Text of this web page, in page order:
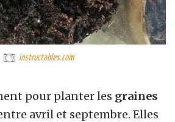
instructables.com
pour planter les graines
avril et septembre. Elles